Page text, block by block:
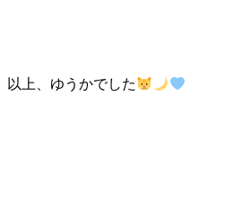
以上、ゆうかでした